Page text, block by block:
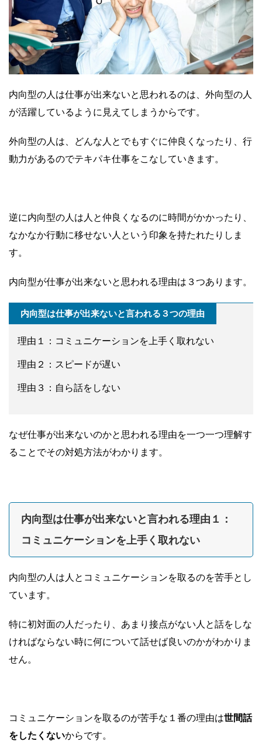
内向型の人は仕事が出来ないと思われるのは、外向型の人
が活躍しているように見えてしまうからです。
外向型の人は、どんな人とでもすぐに仲良くなったり、行
動力があるのでテキパキ仕事をこなしていきます。
逆に内向型の人は人と仲良くなるのに時間がかかったり、
なかなか行動に移せない人という印象を持たれたりしま
す。
内向型が仕事が出来ないと思われる理由は３つあります。
内向型は仕事が出来ないと言われる３つの理由
理由１：コミュニケーションを上手く取れない
理由２：スピードが遅い
理由３：自ら話をしない
なぜ仕事が出来ないのかと思われる理由を一つ一つ理解す
ることでその対処方法がわかります。
内向型は仕事が出来ないと言われる理由１：
コミュニケーションを上手く取れない
内向型の人は人とコミュニケーションを取るのを苦手とし
ています。
特に初対面の人だったり、あまり接点がない人と話をしな
ければならない時に何について話せば良いのかがわかりま
せん。
コミュニケーションを取るのが苦手な１番の理由は世間話
をしたくないからです。